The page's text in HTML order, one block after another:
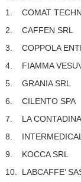
1. COMAT
2. CAFFEN SRL
3. COPPOLA
4. FIAMMA
5. GRANIA SRL
6. CILENTO SPA
7. LA CONTADINA
8.
9. KOCCA SRL
10. LABCAFFE’